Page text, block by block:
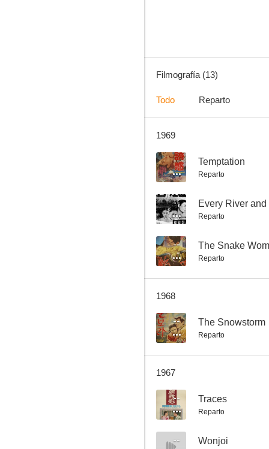
First Night
Filmografía (13)
Todo Reparto
1969
-- Temptation
Reparto
-- Every River
Reparto
-- The Snake
Reparto
1968
-- The Snowstorm
Reparto
1967
-- Traces
Reparto
-- Wonjoi